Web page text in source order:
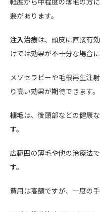
要があります。
注入治療は、頭皮に直接有
けでは効果が不十分な場合に
メソセラピーや毛根再生注
り高い効果が期待できます。
植毛は、後頭部などの健康
す。
広範囲の薄毛や他の治療法
す。
費用は高額ですが、一度の